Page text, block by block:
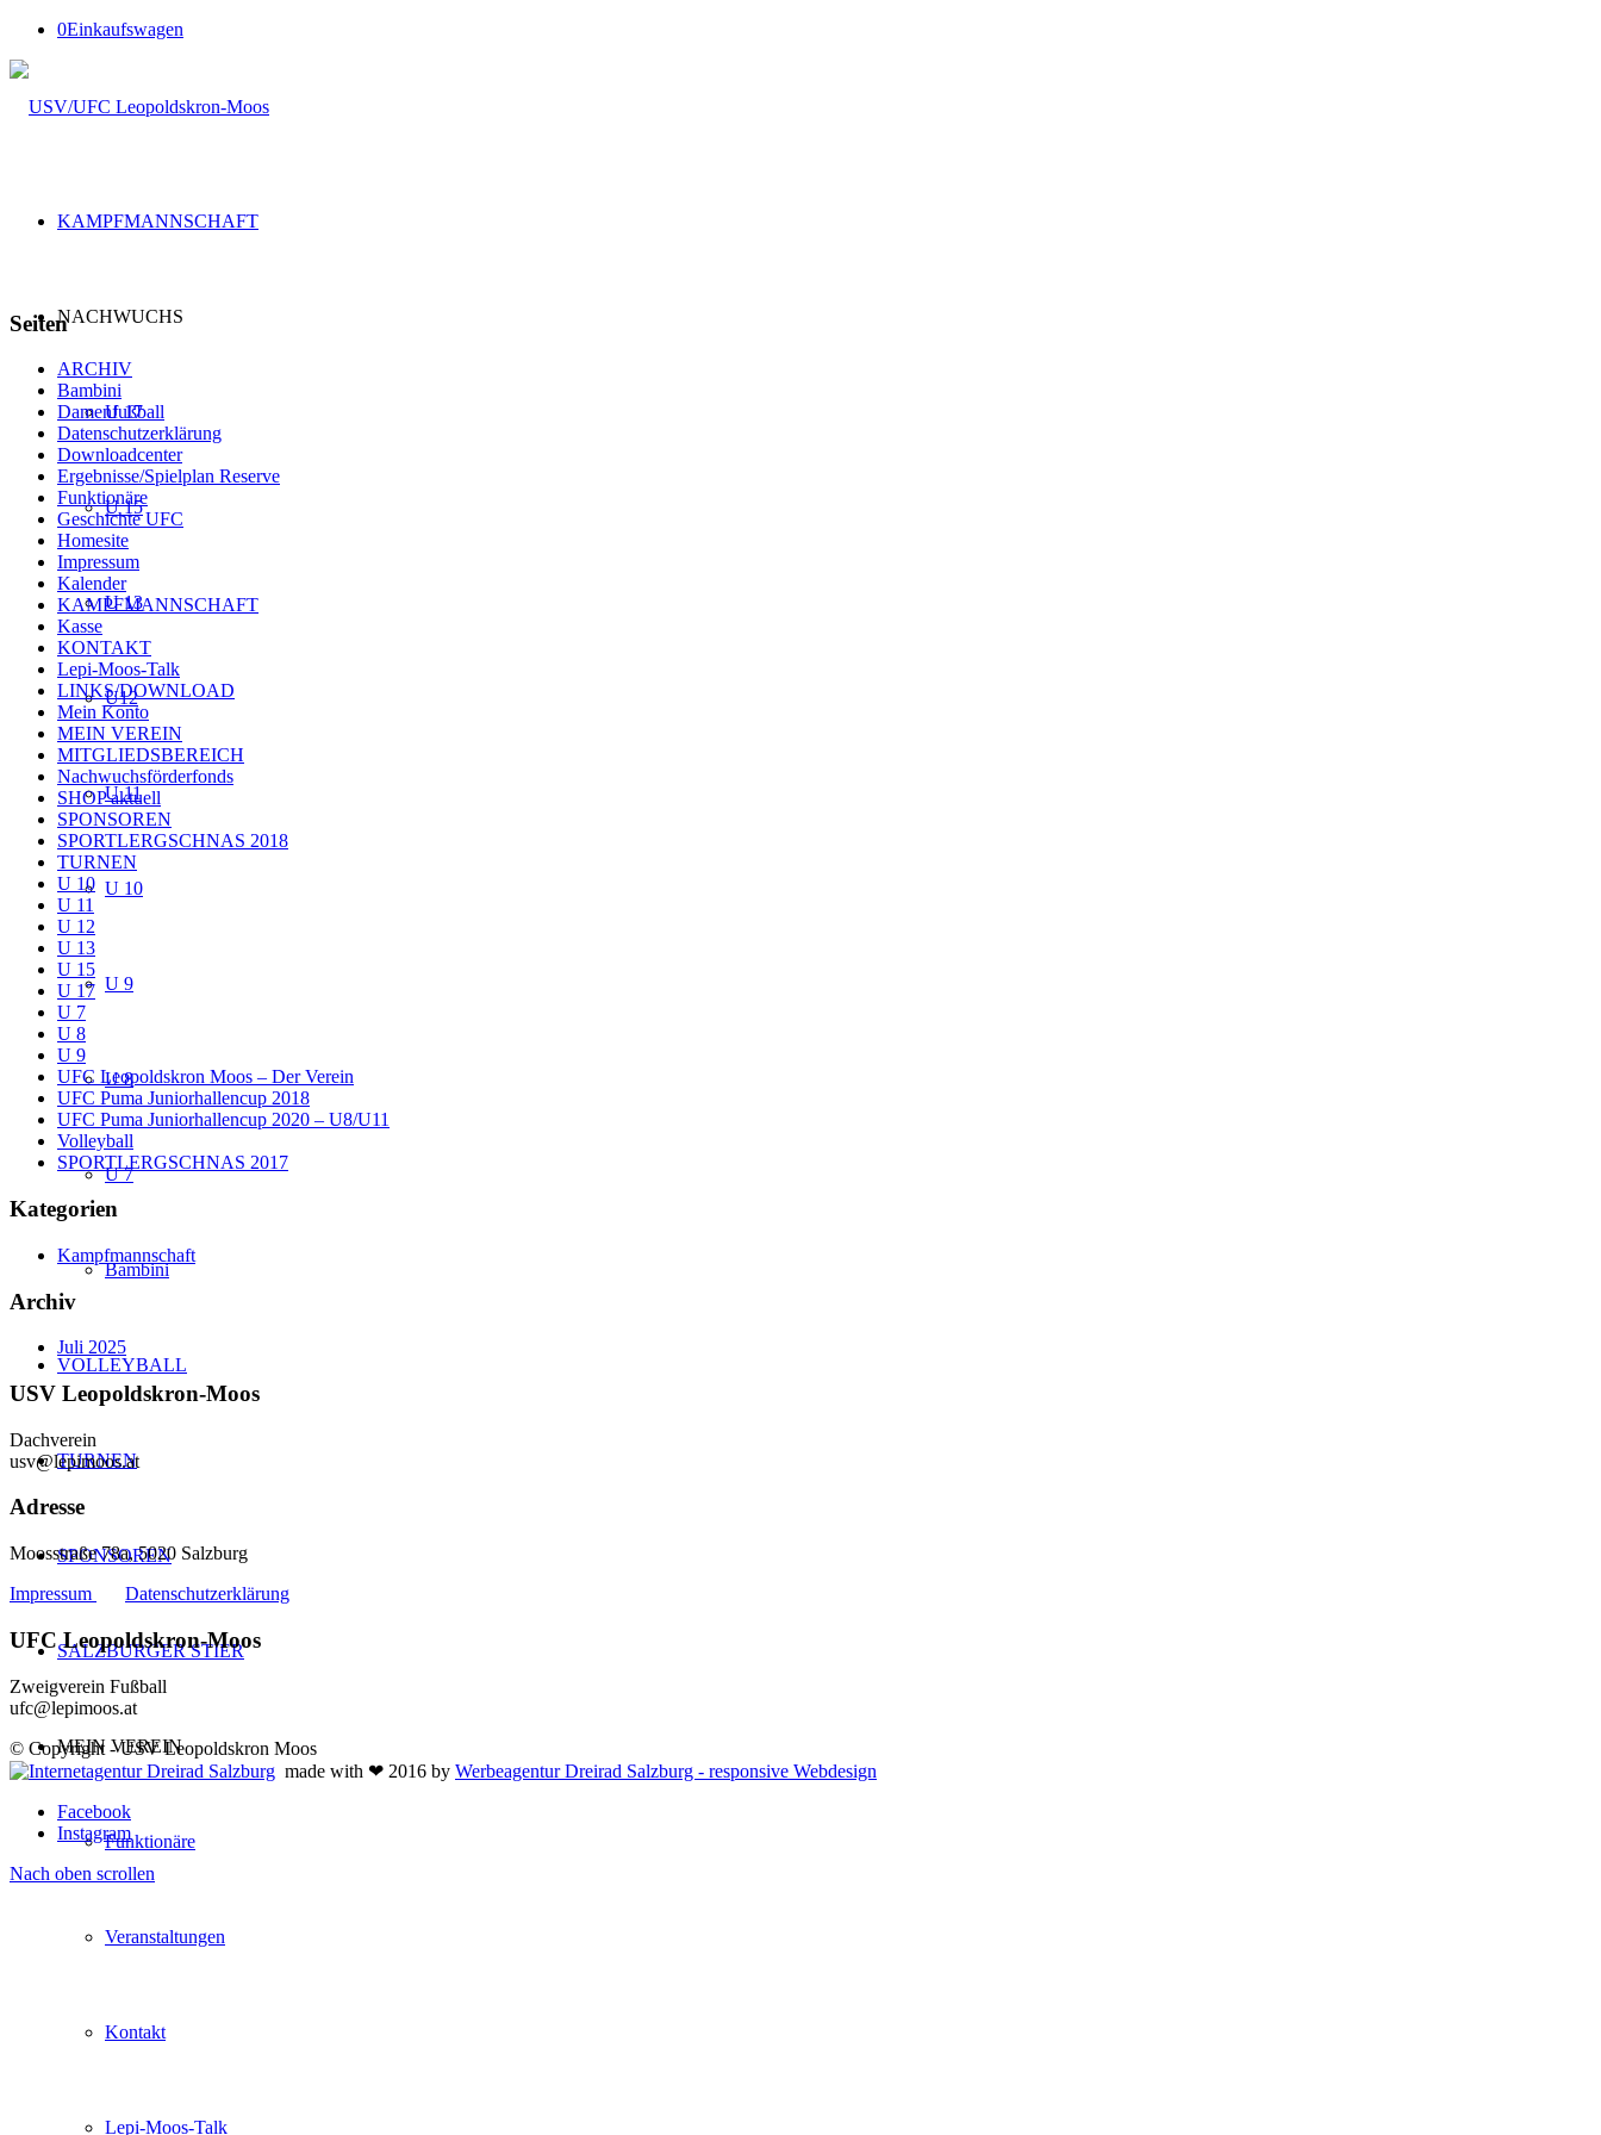
0Einkaufswagen
KAMPFMANNSCHAFT
NACHWUCHS
U 17
U 15
U 13
U12
U 11
U 10
U 9
U 8
U 7
Bambini
VOLLEYBALL
TURNEN
SPONSOREN
SALZBURGER STIER
MEIN VEREIN
Funktionäre
Veranstaltungen
Kontakt
Lepi-Moos-Talk
Seiten
ARCHIV
Bambini
Damenfußball
Datenschutzerklärung
Downloadcenter
Ergebnisse/Spielplan Reserve
Funktionäre
Geschichte UFC
Homesite
Impressum
Kalender
KAMPFMANNSCHAFT
Kasse
KONTAKT
Lepi-Moos-Talk
LINKS/DOWNLOAD
Mein Konto
MEIN VEREIN
MITGLIEDSBEREICH
Nachwuchsförderfonds
SHOP aktuell
SPONSOREN
SPORTLERGSCHNAS 2018
TURNEN
U 10
U 11
U 12
U 13
U 15
U 17
U 7
U 8
U 9
UFC Leopoldskron Moos – Der Verein
UFC Puma Juniorhallencup 2018
UFC Puma Juniorhallencup 2020 – U8/U11
Volleyball
SPORTLERGSCHNAS 2017
Kategorien
Kampfmannschaft
Archiv
Juli 2025
USV Leopoldskron-Moos
Dachverein
usv@lepimoos.at
Adresse
Moosstraße 78a, 5020 Salzburg
Impressum
Datenschutzerklärung
UFC Leopoldskron-Moos
Zweigverein Fußball
ufc@lepimoos.at
© Copyright - USV Leopoldskron Moos
made with ❤ 2016 by Werbeagentur Dreirad Salzburg - responsive Webdesign
Facebook
Instagram
Nach oben scrollen